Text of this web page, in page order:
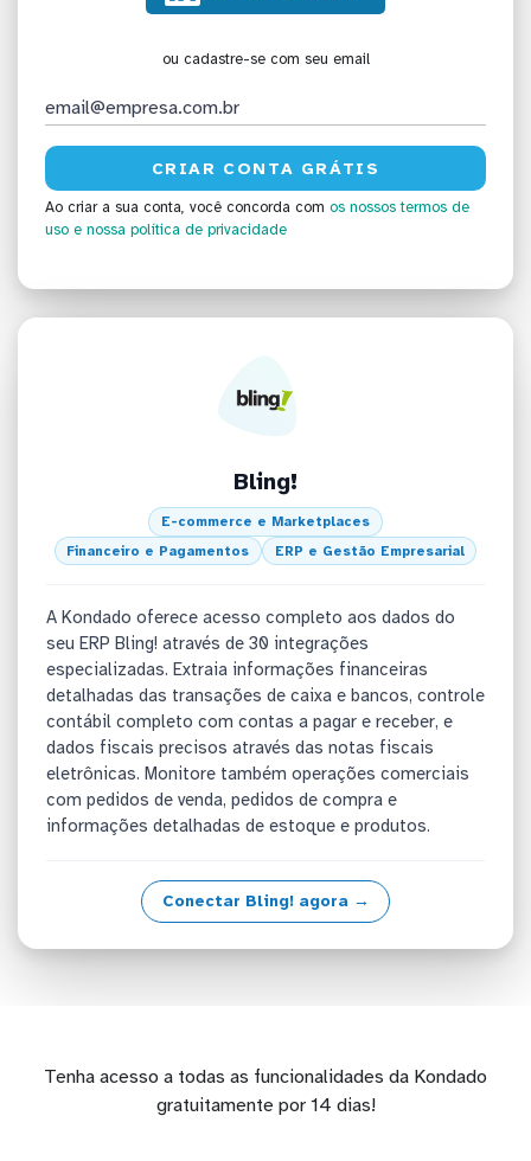
ou cadastre-se com seu email
Ao criar a sua conta, você concorda com os nossos termos de
uso e nossa política de privacidade
Bling!
E-commerce e Marketplaces
Financeiro e Pagamentos
ERP e Gestão Empresarial
A Kondado oferece acesso completo aos dados do
seu ERP Bling! através de 30 integrações
especializadas. Extraia informações financeiras
detalhadas das transações de caixa e bancos, controle
contábil completo com contas a pagar e receber, e
dados fiscais precisos através das notas fiscais
eletrônicas. Monitore também operações comerciais
com pedidos de venda, pedidos de compra e
informações detalhadas de estoque e produtos.
Conectar Bling! agora →
Tenha acesso a todas as funcionalidades da Kondado
gratuitamente por 14 dias!